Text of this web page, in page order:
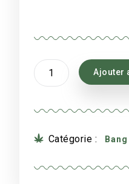
quantité
de
bubble
acry
Ajouter
Catégorie : Bang